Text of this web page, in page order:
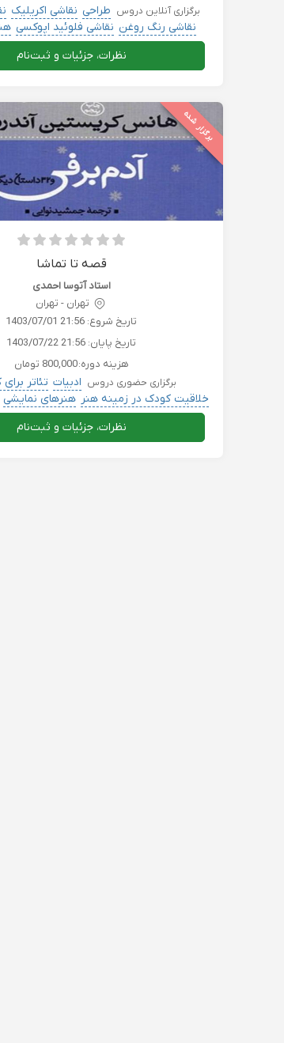
برگزاری آنلاین دروس طراحی نقاشی اکریلیک
نقاشی رنگ روغن نقاشی فلوئید اپوکسی
نظرات، جزئیات و ثبت‌نام
برگزار شده
قصه تا تماشا
استاد آتوسا احمدی
تهران - تهران
تاریخ شروع: 1403/07/01 21:56
تاریخ پایان: 1403/07/22 21:56
هزینه دوره:800,000 تومان
برگزاری حضوری دروس ادبیات تئاتر
خلاقیت کودک در زمینه هنر هنرهای نمایشی
نظرات، جزئیات و ثبت‌نام